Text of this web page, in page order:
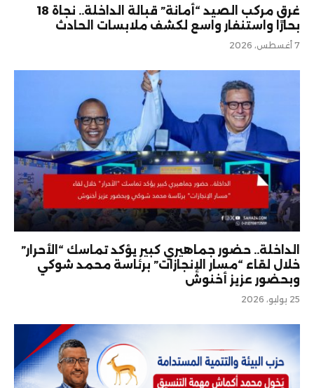
غرق مركب الصيد “أمانة” قبالة الداخلة.. نجاة 18
بحارًا واستنفار واسع لكشف ملابسات الحادث
7 أغسطس، 2026
الداخلة.. حضور جماهيري كبير يؤكد تماسك “الأحرار”
خلال لقاء “مسار الإنجازات” برئاسة محمد شوكي
وبحضور عزيز أخنوش
25 يوليو، 2026